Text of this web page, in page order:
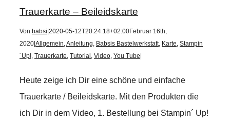
Trauerkarte – Beileidskarte
Von babsi 2020-05-12T20:24:18+02:00Februar 16th,
2020 Allgemein,Anleitung, Babsis Bastelwerkstatt, Karte, Stampin
´Up!, Trauerkarte, Tutorial , Video, You Tube
Heute zeige ich Dir eine schöne und einfache
Trauerkarte / Beileidskarte. Mit den Produkten die
ich Dir in dem Video, 1. Bestellung bei Stampin´ Up!